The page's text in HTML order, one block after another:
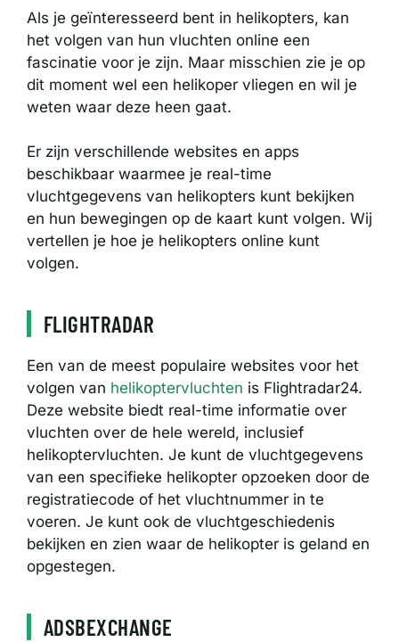
Als je geïnteresseerd bent in helikopters, kan
het volgen van hun vluchten online een
fascinatie voor je zijn. Maar misschien zie je op
dit moment wel een helikoper vliegen en wil je
weten waar deze heen gaat.
Er zijn verschillende websites en apps
beschikbaar waarmee je real-time
vluchtgegevens van helikopters kunt bekijken
en hun bewegingen op de kaart kunt volgen. Wij
vertellen je hoe je helikopters online kunt
volgen.
FLIGHTRADAR
Een van de meest populaire websites voor het
volgen van helikoptervluchten is Flightradar24.
Deze website biedt real-time informatie over
vluchten over de hele wereld, inclusief
helikoptervluchten. Je kunt de vluchtgegevens
van een specifieke helikopter opzoeken door de
registratiecode of het vluchtnummer in te
voeren. Je kunt ook de vluchtgeschiedenis
bekijken en zien waar de helikopter is geland en
opgestegen.
ADSBEXCHANGE